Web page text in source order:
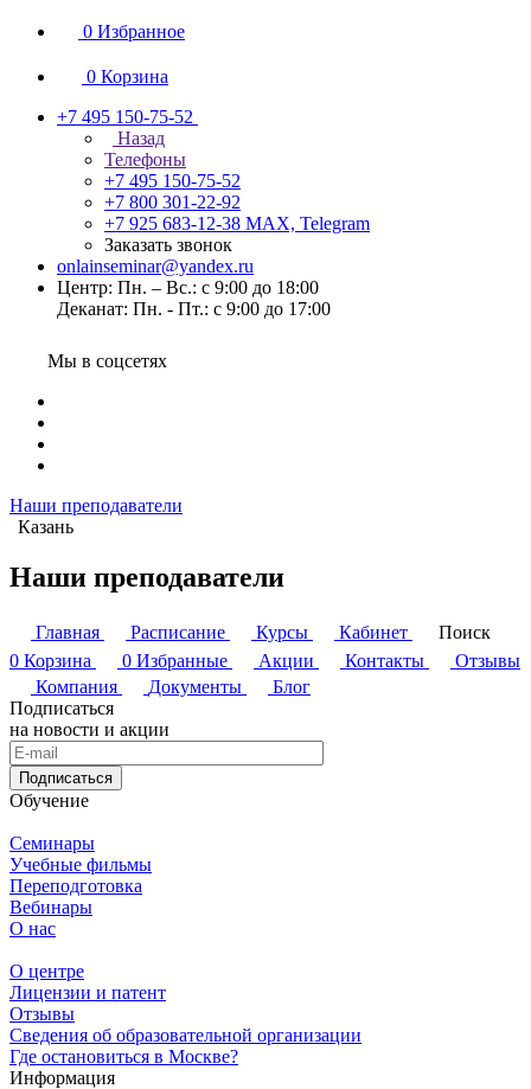
0 Избранное
0 Корзина
+7 495 150-75-52
Назад
Телефоны
+7 495 150-75-52
+7 800 301-22-92
+7 925 683-12-38 MAX, Telegram
Заказать звонок
onlainseminar@yandex.ru
Центр: Пн. – Вс.: с 9:00 до 18:00
Деканат: Пн. - Пт.: с 9:00 до 17:00
Мы в соцсетях
Наши преподаватели
Казань
Наши преподаватели
Главная Расписание Курсы Кабинет
Поиск
0 Корзина 0 Избранные Акции Контакты
Отзывы
Компания
Документы
Блог
Подписаться
на новости и акции
Подписаться
Обучение
Семинары
Учебные фильмы
Переподготовка
Вебинары
О нас
О центре
Лицензии и патент
Отзывы
Сведения об образовательной организации
Где остановиться в Москве?
Информация